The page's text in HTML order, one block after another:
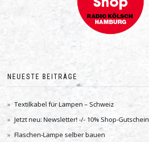
NEUESTE BEITRÄGE
Textilkabel für Lampen – Schweiz
Jetzt neu: Newsletter! -/- 10% Shop-Gutschein
Flaschen-Lampe selber bauen